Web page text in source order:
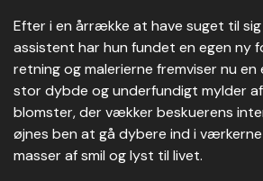
Efter i en årrække at have suget til
assistent har hun fundet en egen ny
retning og malerierne fremviser nu en
stor dybde og underfundigt mylder
blomster, der vækker beskuerens
øjnes ben at gå dybere ind i
masser af smil og lyst til livet.